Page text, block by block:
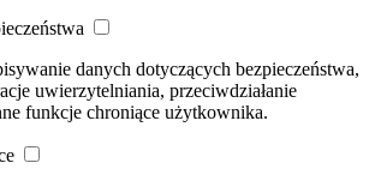
danych dotyczących bezpieczeństwa,
uwierzytelniania, przeciwdziałanie
funkcje chroniące użytkownika.